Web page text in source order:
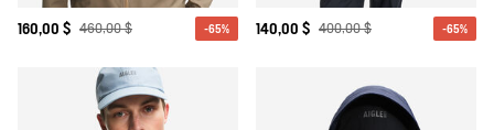
160,00 $ 460,00 $ -65% 140,00 $ 400,00 $ -65%